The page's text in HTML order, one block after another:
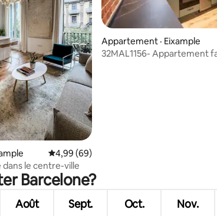
commentaires
Note moyenne de 4,99 sur 5, 69
4,99 (69)
le centre-ville
Appartement · Eixample
32MAL1156- Appartement
Barcelone?
Août Sept. Oct. Nov.